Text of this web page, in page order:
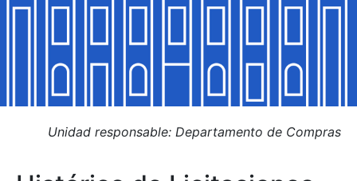
Mostrar/Ocultar
Mostrar/Ocultar
Mostrar/Ocultar
Unidad responsable: Departamento de Compras